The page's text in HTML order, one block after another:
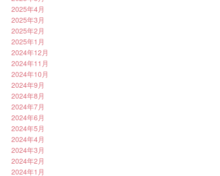
2025年4月
2025年3月
2025年2月
2025年1月
2024年12月
2024年11月
2024年10月
2024年9月
2024年8月
2024年7月
2024年6月
2024年5月
2024年4月
2024年3月
2024年2月
2024年1月